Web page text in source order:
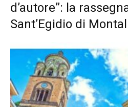
d’autore”: la
Sant’Egidio di